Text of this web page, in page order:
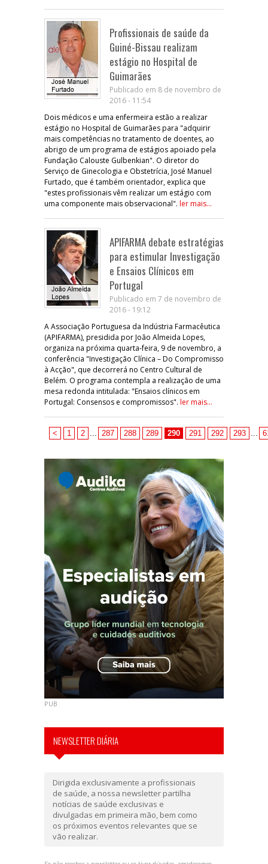
Profissionais de saúde da
Guiné-Bissau realizam
estágio no Hospital de
Guimarães
Publicado em 8 de novembro de
2016 - 11:54
Dois médicos e uma enfermeira estão a realizar
estágio no Hospital de Guimarães para "adquirir
mais competências no tratamento de doentes, ao
abrigo de um programa de estágios apoiado pela
Fundação Calouste Gulbenkian". O diretor do
Serviço de Ginecologia e Obstetrícia, José Manuel
Furtado, que é também orientador, explica que
"estes profissionais vêm realizar um estágio com
uma componente mais observacional". ler mais...
APIFARMA debate estratégias
para estimular Investigação
e Ensaios Clínicos em
Portugal
Publicado em 7 de novembro de
2016 - 19:12
A Associação Portuguesa da Indústria Farmacêutica
(APIFARMA), presidida por João Almeida Lopes,
organiza na próxima quarta-feira, 9 de novembro, a
conferência "Investigação Clínica – Do Compromisso
à Acção", que decorrerá no Centro Cultural de
Belém. O programa contempla a realização de uma
mesa redonda intitulada: "Ensaios clínicos em
Portugal: Consensos e compromissos". ler mais...
< 1 2 287 288 289 290 291 292 293
PUB
NEWSLETTER DIÁRIA
Dirigida exclusivamente a profissionais
de saúde, a nossa newsletter partilha
notícias de saúde exclusivas e
divulgadas em primeira mão, bem como
os próximos eventos relevantes que se
vão realizar.